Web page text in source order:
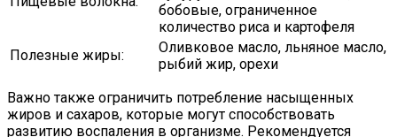
бобовые, ограниченное
количество риса и картофеля
Полезные жиры:
Оливковое масло, льняное масло,
рыбий жир, орехи
Важно также ограничить потребление насыщенных
жиров и сахаров, которые могут способствовать
развитию воспаления в организме. Рекомендуется